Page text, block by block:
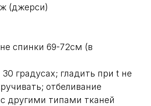
(джерси)
спинки 69-72см (в
градусах; гладить при t не
отбеливание
другими типами тканей